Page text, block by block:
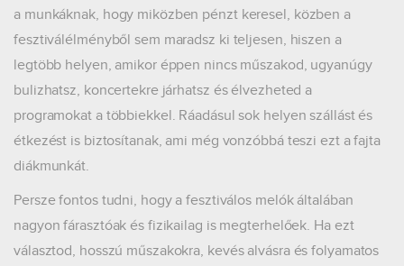
a munkáknak, hogy miközben pénzt keresel, közben a
fesztiválélményből sem maradsz ki teljesen, hiszen a
legtöbb helyen, amikor éppen nincs műszakod, ugyanúgy
bulizhatsz, koncertekre járhatsz és élvezheted a
programokat a többiekkel. Ráadásul sok helyen szállást és
étkezést is biztosítanak, ami még vonzóbbá teszi ezt a fajta
diákmunkát.
Persze fontos tudni, hogy a fesztiválos melók általában
nagyon fárasztóak és fizikailag is megterhelőek. Ha ezt
választod, hosszú műszakokra, kevés alvásra és folyamatos